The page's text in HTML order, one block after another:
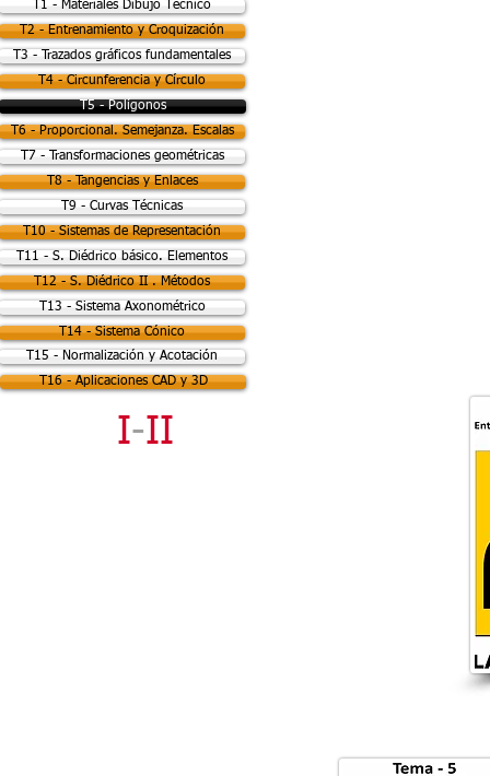
T1 - Materiales Dibujo Técnico
T2 - Entrenamiento y Croquización
T3 - Trazados gráficos fundamentales
T4 - Circunferencia y Círculo
T5 - Polígonos
T6 - Proporcional. Semejanza. Escalas
T7 - Transformaciones geométricas
T8 - Tangencias y Enlaces
T9 - Curvas Técnicas
T10 - Sistemas de Representación
T11 - S. Diédrico básico. Elementos
T12 - S. Diédrico II . Métodos
T13 - Sistema Axonométrico
T14 - Sistema Cónico
T15 - Normalización y Acotación
T16 - Aplicaciones CAD y 3D
I-II